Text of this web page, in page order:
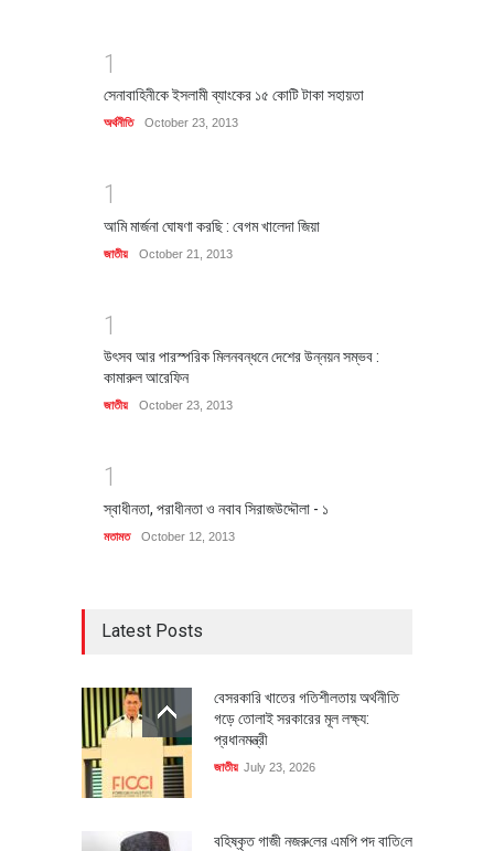
1
সেনাবাহিনীকে ইসলামী ব্যাংকের ১৫ কোটি টাকা সহায়তা
অর্থনীতি October 23, 2013
1
আমি মার্জনা ঘোষণা করছি : বেগম খালেদা জিয়া
জাতীয় October 21, 2013
1
উৎসব আর পারস্পরিক মিলনবন্ধনে দেশের উন্নয়ন সম্ভব :
কামারুল আরেফিন
জাতীয় October 23, 2013
1
স্বাধীনতা, পরাধীনতা ও নবাব সিরাজউদ্দৌলা - ১
মতামত October 12, 2013
Latest Posts
বেসরকারি খাতের গতিশীলতায় অর্থনীতি
গড়ে তোলাই সরকারের মূল লক্ষ্য:
প্রধানমন্ত্রী
জাতীয় July 23, 2026
বহিষ্কৃত গাজী নজরু‌লের এম‌পি পদ বা‌তি‌লে